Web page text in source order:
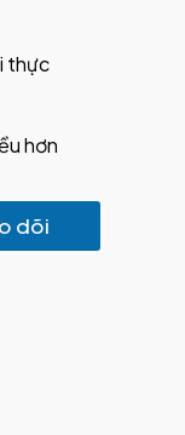
thực
hơn
dõi